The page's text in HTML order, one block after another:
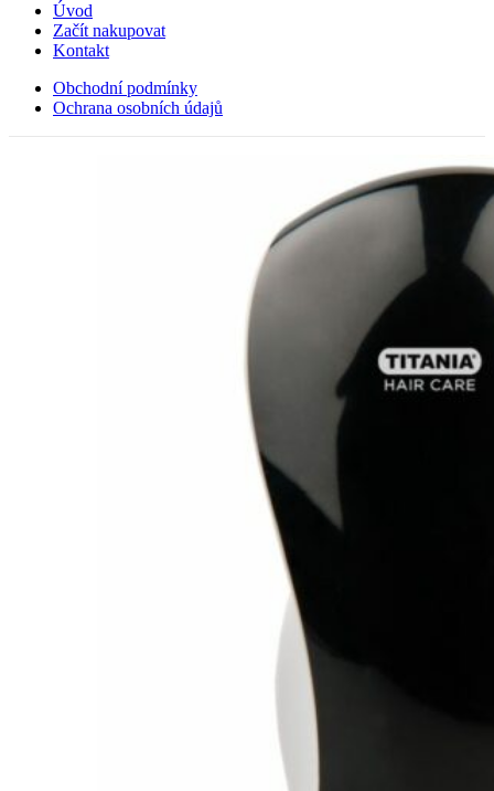
Úvod
Začít nakupovat
Kontakt
Obchodní podmínky
Ochrana osobních údajů